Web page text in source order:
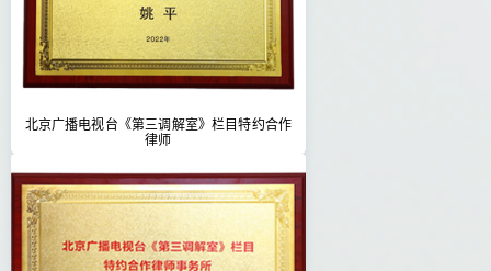
北京广播电视台《第三调解室》栏目特约合作
律师